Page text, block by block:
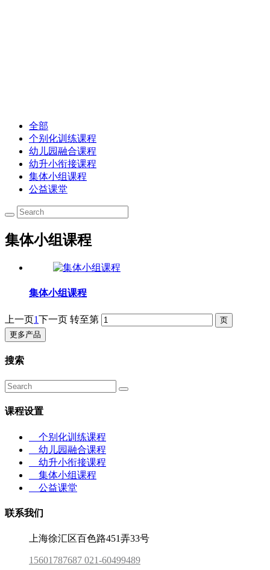
全部
个别化训练课程
幼儿园融合课程
幼升小衔接课程
集体小组课程
公益课堂
集体小组课程
集体小组课程
上一页1下一页 转至第
更多产品
搜索
课程设置
个别化训练课程
幼儿园融合课程
幼升小衔接课程
集体小组课程
公益课堂
联系我们
上海徐汇区百色路451弄33号
15601787687 021-60499489